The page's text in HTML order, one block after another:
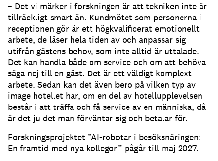
– Det vi märker i forskningen är att tekniken inte är
tillräckligt smart än. Kundmötet som personerna i
receptionen gör är ett högkvalificerat emotionellt
arbete, de läser hela tiden av och anpassar sig
utifrån gästens behov, som inte alltid är uttalade.
Det kan handla både om service och om att behöva
säga nej till en gäst. Det är ett väldigt komplext
arbete. Sedan kan det även bero på vilken typ av
image hotellet har, om en del av hotellupplevelsen
består i att träffa och få service av en människa, då
är det ju det man förväntar sig och betalar för.
Forskningsprojektet ”AI-robotar i besöksnäringen:
En framtid med nya kollegor” pågår till maj 2027.